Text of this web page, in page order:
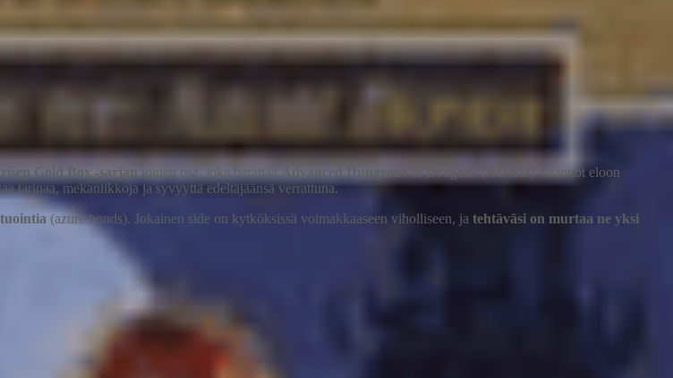
Gold Box -sarjan toinen osa, joka herättää Advanced Dungeons & Dragons (AD&D)
-säännöt eloon
tarinaa, mekaniikkoja ja syvyyttä edeltäjäänsä verrattuna.
(azure bonds). Jokainen side on kytköksissä voimakkaaseen viholliseen, ja tehtäväsi on murtaa ne yksi